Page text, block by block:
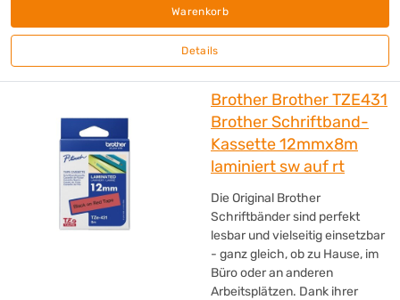
Warenkorb
Details
Brother Brother TZE431
Brother Schriftband-
Kassette 12mmx8m
laminiert sw auf rt
Die Original Brother
Schriftbänder sind perfekt
lesbar und vielseitig einsetzbar
- ganz gleich, ob zu Hause, im
Büro oder an anderen
Arbeitsplätzen. Dank ihrer